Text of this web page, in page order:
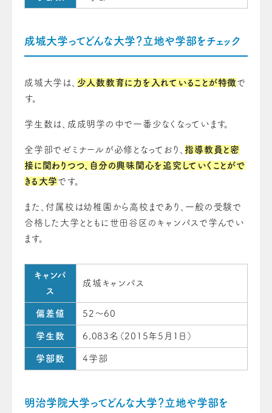
成城大学ってどんな大学？立地や学部をチェック
成城大学は、 少人数教育に力を入れていることが特徴 で
す。
学生数は、成成明学の中で一番少なくなっています。
全学部でゼミナールが必修となっており、指導教員と密
接に関わりつつ、自分の興味関心を追究していくことがで
きる大学 です。
また、付属校は幼稚園から高校まであり、一般の受験で
合格した大学とともに世田谷区のキャンパスで学んでい
ます。
キャンパ
ス
成城キャンパス
偏差値 52～60
学生数 6,083名（2015年5月1日）
学部数 4学部
明治学院大学ってどんな大学？立地や学部を